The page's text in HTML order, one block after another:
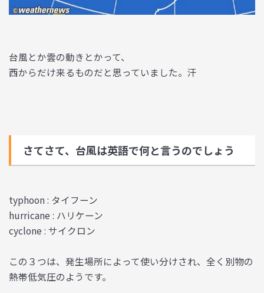
台風とか雲の動きとかって、
西からだけ来るものだと思っていました。汗
さてさて、台風は英語で何と言うのでしょう
typhoon : タイフーン
hurricane : ハリケーン
cyclone : サイクロン
この３つは、発生場所によって使い分けされ、全く別物の
熱帯低気圧のようです。